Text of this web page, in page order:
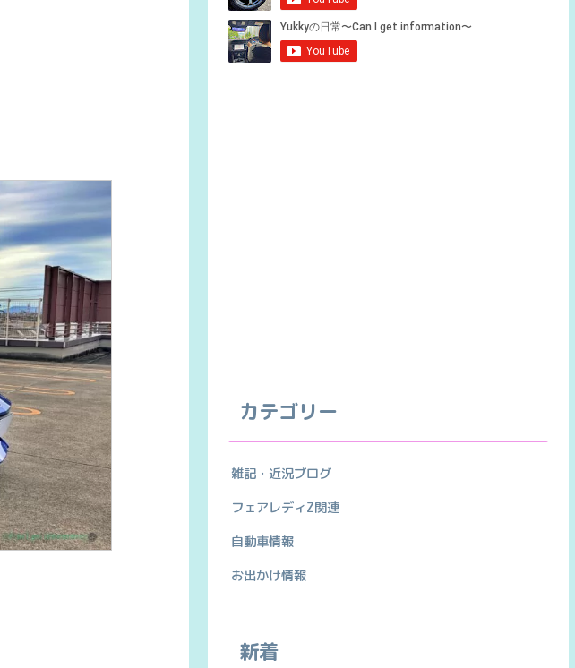
カテゴリー
雑記・近況ブログ
フェアレディZ関連
自動車情報
お出かけ情報
新着